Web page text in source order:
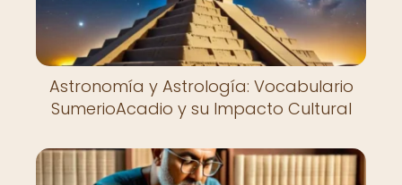
Astronomía y Astrología: Vocabulario
SumerioAcadio y su Impacto Cultural